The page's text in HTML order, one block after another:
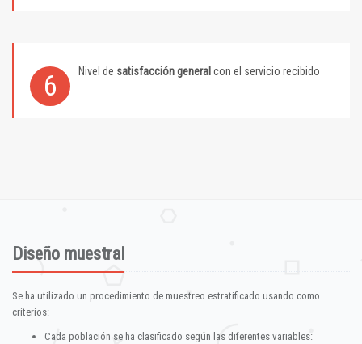
6 Nivel de satisfacción general con el servicio recibido
Diseño muestral
Se ha utilizado un procedimiento de muestreo estratificado usando como
criterios:
Cada población se ha clasificado según las diferentes variables: